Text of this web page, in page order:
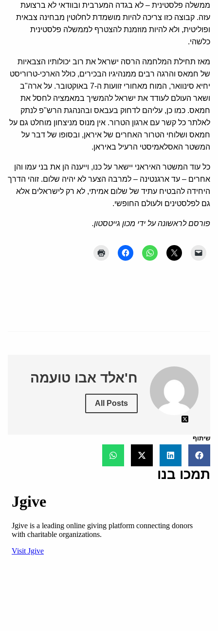
ממשלה פלסטינית – לא בגדה המערבית ובוודאי לא ברצועת
עזה. קבוצה כזו צריכה להיות מושמדת לחלוטין מבחינה צבאית
ופוליטית, ולא להיות מוזמנת להצטרף לממשלה פלסטינית
כלשהי.‏
‏מאז תחילת המלחמה הרסה ישראל את רוב יכולותיו הצבאיות
של חמאס והרגה רבים ממנהיגיו הבכירים, כולל הארכי-טרוריסט
יחיא סינוואר, המוח מאחורי זוועות ה-7 באוקטובר. על ארה"ב
ושאר העולם לעודד את ישראל להמשיך במאמציה לחסל את
חמאס. כמו כן, עליהם לדחוק בעבאס ובהנהגת הרש"פ לנתק
לאלתר כל קשר עם ארגון הטרור. אין מנוס מניצחון מוחלט גם על
חמאס ושלוחי הטרור האחרים של איראן, ובסופו של דבר על
המשטר האסלאמיסטי הרעיל באיראן.‏
‏כל עוד המשטר האיראני יישאר על כנו, וייענה הן את בני עמו והן
אחרים – עד ארגנטינה – למרבה הצער לא יהיה שלום. זוהי הדרך
היחידה להבטיח עתיד של שלום אמיתי, לא רק לישראלים אלא
גם לפלסטינים ולעולם החופשי.‏
פורסם לראשונה על ידי מכון גייטסטון.
ח'אלד אבו טועמה
All Posts
שיתוף
תמכו בנו